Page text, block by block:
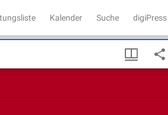
Kalender Suche digiPress